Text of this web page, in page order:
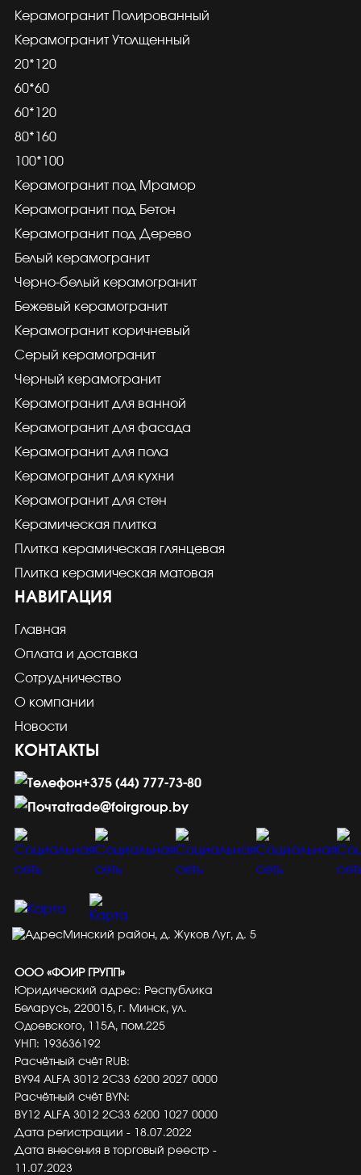
Керамогранит Полированный
Керамогранит Утолщенный
20*120
60*60
60*120
80*160
100*100
Керамогранит под Мрамор
Керамогранит под Бетон
Керамогранит под Дерево
Белый керамогранит
Черно-белый керамогранит
Бежевый керамогранит
Керамогранит коричневый
Серый керамогранит
Черный керамогранит
Керамогранит для ванной
Керамогранит для фасада
Керамогранит для пола
Керамогранит для кухни
Керамогранит для стен
Керамическая плитка
Плитка керамическая глянцевая
Плитка керамическая матовая
НАВИГАЦИЯ
Главная
Оплата и доставка
Сотрудничество
О компании
Новости
КОНТАКТЫ
+375 (44) 777-73-80
trade@foirgroup.by
Минский район, д. Жуков Луг, д. 5
ООО «ФОИР ГРУПП»
Юридический адрес: Республика
Беларусь, 220015, г. Минск, ул.
Одоевского, 115А, пом.225
УНП: 193636192
Расчётный счёт RUB:
BY94 ALFA 3012 2C33 6200 2027 0000
Расчётный счёт BYN:
BY12 ALFA 3012 2C33 6200 1027 0000
Дата регистрации - 18.07.2022
Дата внесения в торговый реестр -
11.07.2023